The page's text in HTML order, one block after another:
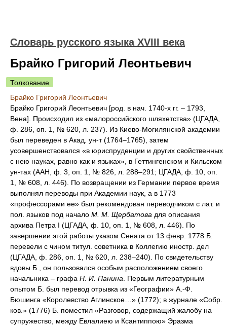
Словарь русского языка XVIII века
Брайко Григорий Леонтьевич
Толкование
Брайко Григорий Леонтьевич
Брайко Григорий Леонтьевич [род. в нач. 1740-х гг. – 1793,
Вена]. Происходил из «малороссийского шляхетства» (ЦГАДА,
ф. 286, оп. 1, № 620, л. 237). Из Киево-Могилянской академии
был переведен в Акад. ун-т (1764–1765), затем
усовершенствовался «в юриспруденции и других свойственных
с нею науках, равно как и языках», в Геттингенском и Кильском
ун-тах (ААН, ф. 3, оп. 1, № 826, л. 288–291; ЦГАДА, ф. 10, оп.
1, № 608, л. 446). По возвращении из Германии первое время
выполнял переводы при Академии наук, а в 1773
«профессорами ее» был рекомендован переводчиком с лат. и
пол. языков под начало М. М. Щербатова для описания
архива Петра I (ЦГАДА, ф. 10, оп. 1, № 608, л. 446). По
завершении этой работы указом Сената от 13 февр. 1778 Б.
перевели с чином титул. советника в Коллегию иностр. дел
(ЦГАДА, ф. 286, оп. 1, № 620, л. 238–240). По свидетельству
вдовы Б., он пользовался особым расположением своего
начальника – графа Н. И. Панина . Первым литературным
опытом Б. был перевод отрывка из «Географии» А.-Ф.
Бюшинга «Королевство Аглинское…» (1772); в журнале «Собр.
ков.» (1776) Б. поместил «Разговор, содержащий жалобу на
супружество, между Евлалиею и Ксантиппою» Эразма